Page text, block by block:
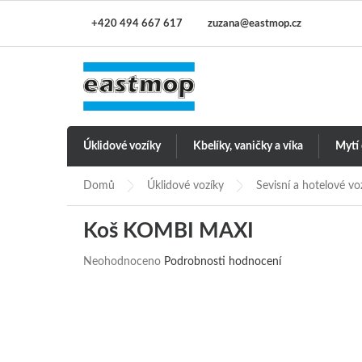
+420 494 667 617 zuzana@eastmop.cz
Úklidové vozíky Kbelíky, vaničky a víka Mytí
Domů Úklidové vozíky Sevisní a hotelové
Koš KOMBI MAXI
Průměrné
Neohodnoceno Podrobnosti hodnocení